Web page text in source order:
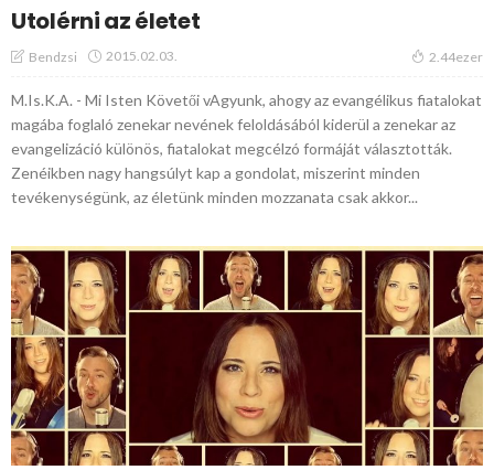
Utolérni az életet
Bendzsi 2015.02.03. 2.44ezer
M.Is.K.A. - Mi Isten Követői vAgyunk, ahogy az evangélikus fiatalokat
magába foglaló zenekar nevének feloldásából kiderül a zenekar az
evangelizáció különös, fiatalokat megcélzó formáját választották.
Zenéikben nagy hangsúlyt kap a gondolat, miszerint minden
tevékenységünk, az életünk minden mozzanata csak akkor...